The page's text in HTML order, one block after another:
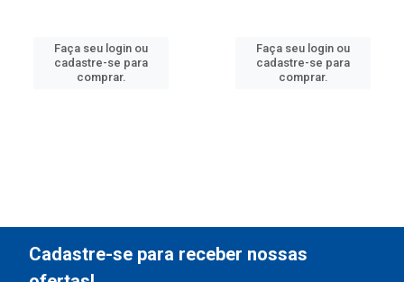
Faça seu login ou
cadastre-se para
comprar.
Faça seu login ou
cadastre-se para
comprar.
Cadastre-se para receber nossas